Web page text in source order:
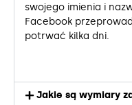
swojego imienia i
Facebook
potrwać kilka dni.
Jakie są wymiary